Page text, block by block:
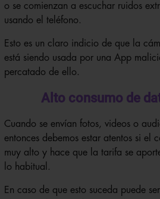
o se comienzan a escuchar ruidos
usando el teléfono.
Esto es un claro indicio de que la
está siendo usada por una App
percatado de ello.
Alto consumo de
Cuando se envían fotos, videos o
entonces debemos estar atentos si el
muy alto y hace que la tarifa se
lo habitual.
En caso de que esto suceda puede